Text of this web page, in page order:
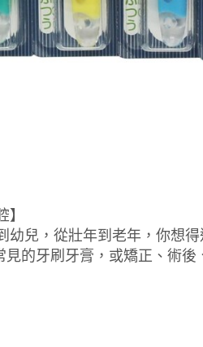
幼兒，從壯年到老年，你想
的牙刷牙膏，或矯正、術